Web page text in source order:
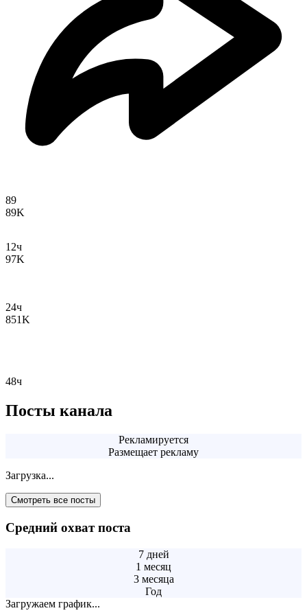
89
89K
12ч
97K
24ч
851K
48ч
Посты канала
Рекламируется
Размещает рекламу
Загрузка...
Смотреть все посты
Средний охват поста
7 дней
1 месяц
3 месяца
Год
Загружаем график...